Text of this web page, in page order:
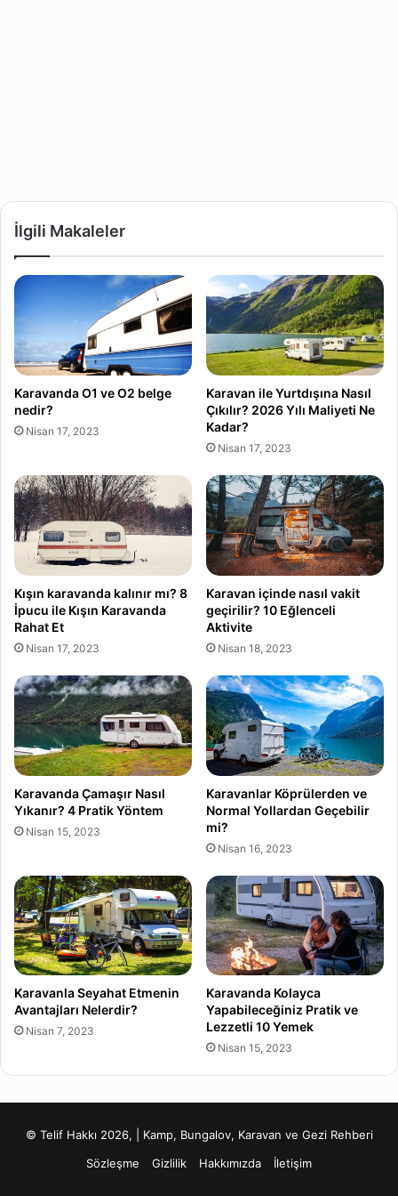
İlgili Makaleler
Karavanda O1 ve O2 belge
nedir?
Nisan 17, 2023
Karavan ile Yurtdışına Nasıl
Çıkılır? 2026 Yılı Maliyeti Ne
Kadar?
Nisan 17, 2023
Kışın karavanda kalınır mı? 8
İpucu ile Kışın Karavanda
Rahat Et
Nisan 17, 2023
Karavan içinde nasıl vakit
geçirilir? 10 Eğlenceli
Aktivite
Nisan 18, 2023
Karavanda Çamaşır Nasıl
Yıkanır? 4 Pratik Yöntem
Nisan 15, 2023
Karavanlar Köprülerden ve
Normal Yollardan Geçebilir
mi?
Nisan 16, 2023
Karavanla Seyahat Etmenin
Avantajları Nelerdir?
Nisan 7, 2023
Karavanda Kolayca
Yapabileceğiniz Pratik ve
Lezzetli 10 Yemek
Nisan 15, 2023
© Telif Hakkı 2026, | Kamp, Bungalov, Karavan ve Gezi Rehberi
Sözleşme
Gizlilik Hakkımızda İletişim